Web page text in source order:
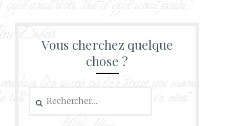
Vous cherchez quelque
chose ?